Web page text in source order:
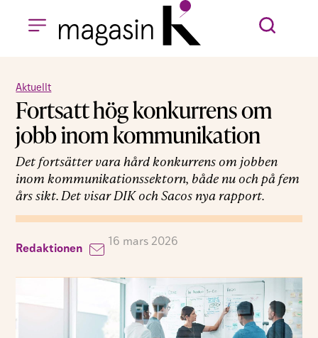
Aktuellt
Fortsatt hög konkurrens om
jobb inom kommunikation
Det fortsätter vara hård konkurrens om jobben
inom kommunikationssektorn, både nu och på fem
års sikt. Det visar DIK och Sacos nya rapport.
Redaktionen
16 mars 2026